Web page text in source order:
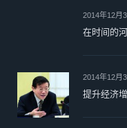
2014年12月
在时间的
2014年12月
提升经济